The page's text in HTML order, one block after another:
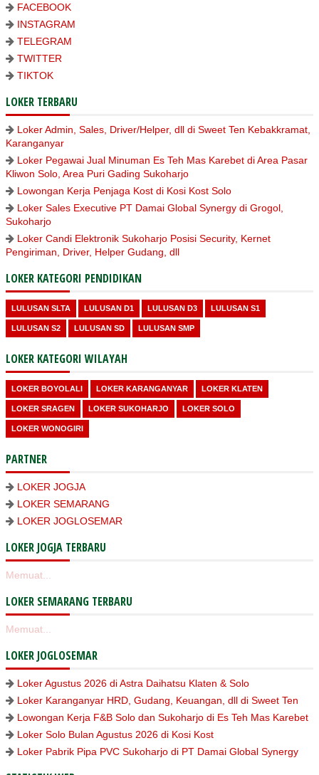
FACEBOOK
INSTAGRAM
TELEGRAM
TWITTER
TIKTOK
LOKER TERBARU
Loker Admin, Sales, Driver/Helper, dll di Sweet Ten Kebakkramat,
Karanganyar
Loker Pegawai Jual Minuman Es Teh Mas Karebet di Area Pasar
Kliwon Solo, Area Puri Gading Sukoharjo
Lowongan Kerja Penjaga Kost di Kosi Kost Solo
Loker Sales Executive PT Damai Global Synergy di Grogol,
Sukoharjo
Loker Candi Elektronik Sukoharjo Posisi Security, Kernet
Pengiriman, Driver, Helper Gudang, dll
LOKER KATEGORI PENDIDIKAN
LULUSAN SLTA LULUSAN D1 LULUSAN D3 LULUSAN S1
LULUSAN S2 LULUSAN SD LULUSAN SMP
LOKER KATEGORI WILAYAH
LOKER BOYOLALI LOKER KARANGANYAR LOKER KLATEN
LOKER SRAGEN LOKER SUKOHARJO LOKER SOLO
LOKER WONOGIRI
PARTNER
LOKER JOGJA
LOKER SEMARANG
LOKER JOGLOSEMAR
LOKER JOGJA TERBARU
Memuat...
LOKER SEMARANG TERBARU
Memuat...
LOKER JOGLOSEMAR
Loker Agustus 2026 di Astra Daihatsu Klaten & Solo
Loker Karanganyar HRD, Gudang, Keuangan, dll di Sweet Ten
Lowongan Kerja F&B Solo dan Sukoharjo di Es Teh Mas Karebet
Loker Solo Bulan Agustus 2026 di Kosi Kost
Loker Pabrik Pipa PVC Sukoharjo di PT Damai Global Synergy